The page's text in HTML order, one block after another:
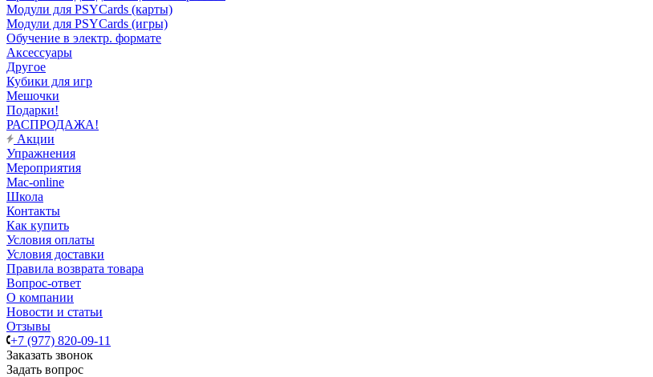
Модули для PSYCards (карты)
Модули для PSYCards (игры)
Обучение в электр. формате
Аксессуары
Другое
Кубики для игр
Мешочки
Подарки!
РАСПРОДАЖА!
Акции
Упражнения
Мероприятия
Mac-online
Школа
Контакты
Как купить
Условия оплаты
Условия доставки
Правила возврата товара
Вопрос-ответ
О компании
Новости и статьи
Отзывы
+7 (977) 820-09-11
Заказать звонок
Задать вопрос